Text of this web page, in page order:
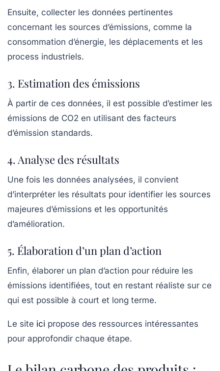
Ensuite, collecter les données pertinentes
concernant les sources d’émissions, comme la
consommation d’énergie, les déplacements et les
process industriels.
3. Estimation des émissions
À partir de ces données, il est possible d’estimer les
émissions de CO2 en utilisant des facteurs
d’émission standards.
4. Analyse des résultats
Une fois les données analysées, il convient
d’interpréter les résultats pour identifier les sources
majeures d’émissions et les opportunités
d’amélioration.
5. Élaboration d’un plan d’action
Enfin, élaborer un plan d’action pour réduire les
émissions identifiées, tout en restant réaliste sur ce
qui est possible à court et long terme.
Le site ici propose des ressources intéressantes
pour approfondir chaque étape.